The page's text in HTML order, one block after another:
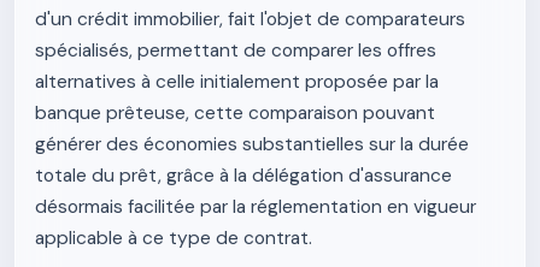
d'un crédit immobilier, fait l'objet de comparateurs
spécialisés, permettant de comparer les offres
alternatives à celle initialement proposée par la
banque prêteuse, cette comparaison pouvant
générer des économies substantielles sur la durée
totale du prêt, grâce à la délégation d'assurance
désormais facilitée par la réglementation en vigueur
applicable à ce type de contrat.